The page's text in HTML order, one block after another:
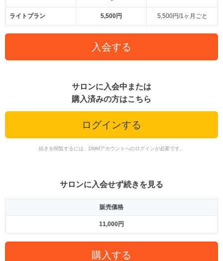
ライトプラン 5,500円 5,500円/1ヶ月ごと
入会する
サロンに入会中または
購入済みの方はこちら
ログインする
続きを閲覧するには、DMMアカウントへのログインが必要です。
サロンに入会せず続きを見る
販売価格
11,000円
購入する